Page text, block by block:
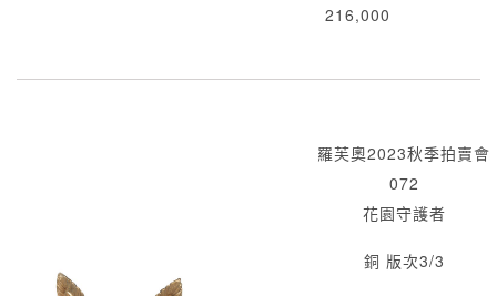
216,000
羅芙奧2023秋季拍賣會
072
花園守護者
銅 版次3/3